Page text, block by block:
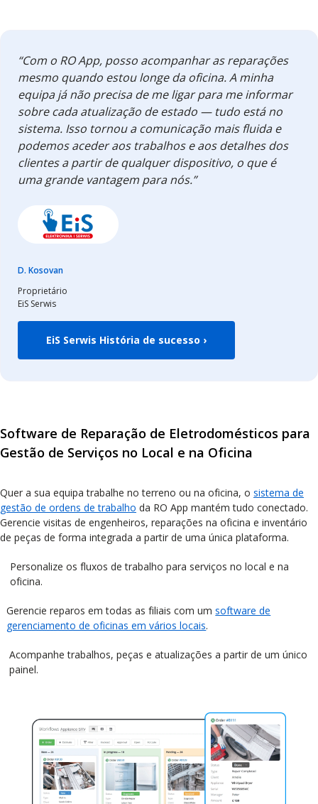
“Com o RO App, posso acompanhar as reparações
mesmo quando estou longe da oficina. A minha
equipa já não precisa de me ligar para me informar
sobre cada atualização de estado — tudo está no
sistema. Isso tornou a comunicação mais fluida e
podemos aceder aos trabalhos e aos detalhes dos
clientes a partir de qualquer dispositivo, o que é
uma grande vantagem para nós.”
D. Kosovan
Proprietário
EiS Serwis
EiS Serwis História de sucesso ›
Software de Reparação de Eletrodomésticos para
Gestão de Serviços no Local e na Oficina
Quer a sua equipa trabalhe no terreno ou na oficina, o sistema de
gestão de ordens de trabalho da RO App mantém tudo conectado.
Gerencie visitas de engenheiros, reparações na oficina e inventário
de peças de forma integrada a partir de uma única plataforma.
Personalize os fluxos de trabalho para serviços no local e na
oficina.
Gerencie reparos em todas as filiais com umsoftware de
gerenciamento de oficinas em vários locais.
Acompanhe trabalhos, peças e atualizações a partir de um único
painel.